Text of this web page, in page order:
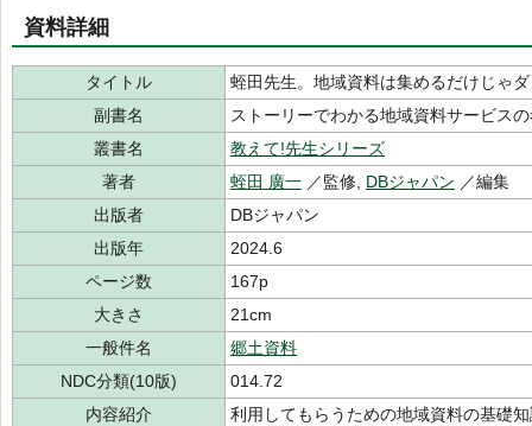
資料詳細
タイトル
蛭田先生。地域資料は集めるだけじゃ
副書名
ストーリーでわかる地域資料サービス
叢書名
教えて!先生シリーズ
著者
蛭田 廣一 ／監修, DBジャパン ／編集
出版者
DBジャパン
出版年
2024.6
ページ数
167p
大きさ
21cm
一般件名
郷土資料
NDC分類(10版)
014.72
内容紹介
利用してもらうための地域資料の基礎